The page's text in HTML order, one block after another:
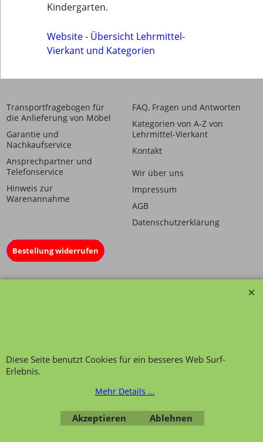
Kindergarten.
Website - Übersicht Lehrmittel-
Vierkant und Kategorien
Transportfragebogen für
die Anlieferung von Möbel
Garantie und
Nachkaufservice
Ansprechpartner und
Telefonservice
Hinweis zur
Warenannahme
FAQ, Fragen und Antworten
Kategorien von A-Z von
Lehrmittel-Vierkant
Kontakt
Wir über uns
Impressum
AGB
Datenschutzerklärung
Bestellung widerrufen
WebShop erstellt mit ShopFactory Shop Software.
Diese Seite benutzt Cookies für ein besseres Web Surf-
Erlebnis.
Mehr Details ...
Akzeptieren Ablehnen